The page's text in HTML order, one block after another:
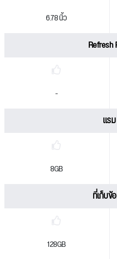
6.78 นิ้ว
Refresh
-
แรม
8GB
ที่เก็บข้
128GB